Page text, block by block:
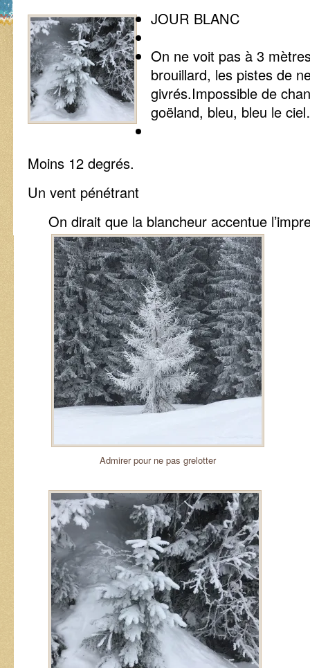
JOUR BLANC
On ne voit pas à 3
brouillard, les pistes de
givrés.Impossible de
goëland, bleu, bleu le
Moins 12 degrés.
Un vent pénétrant
On dirait que la blancheur accentue
Admirer pour ne pas grelotter